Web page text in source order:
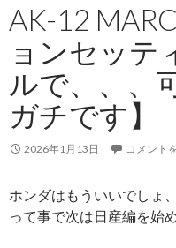
AK-12
ョンセッテ
ルで、、、
ガチです】
2026年1月13日 コメント
ホンダはもういいでしょ、
って事で次は日産編を始